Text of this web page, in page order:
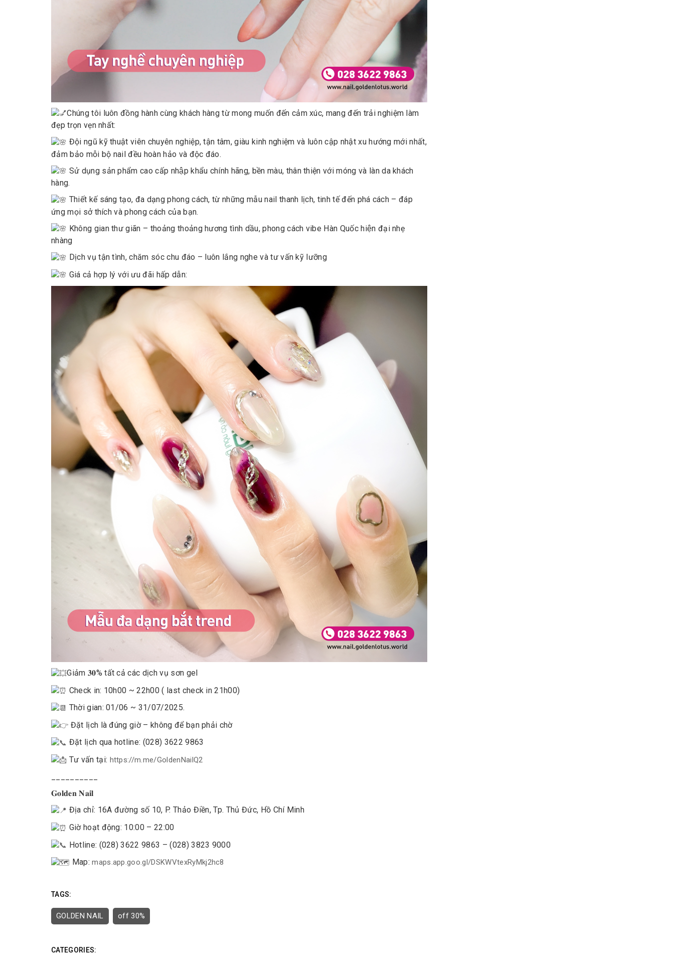
Chúng tôi luôn đồng hành cùng khách hàng từ mong muốn đến cảm xúc, mang đến trải nghiệm làm
đẹp trọn vẹn nhất:
Đội ngũ kỹ thuật viên chuyên nghiệp, tận tâm, giàu kinh nghiệm và luôn cập nhật xu hướng mới nhất,
đảm bảo mỗi bộ nail đều hoàn hảo và độc đáo.
Sử dụng sản phẩm cao cấp nhập khẩu chính hãng, bền màu, thân thiện với móng và làn da khách
hàng.
Thiết kế sáng tạo, đa dạng phong cách, từ những mẫu nail thanh lịch, tinh tế đến phá cách – đáp
ứng mọi sở thích và phong cách của bạn.
Không gian thư giãn – thoảng thoảng hương tình dầu, phong cách vibe Hàn Quốc hiện đại nhẹ
nhàng
Dịch vụ tận tình, chăm sóc chu đáo – luôn lắng nghe và tư vấn kỹ lưỡng
Giá cả hợp lý với ưu đãi hấp dẫn:
Giảm 𝟑𝟎% tất cả các dịch vụ sơn gel
Check in: 10h00 ~ 22h00 ( last check in 21h00)
Thời gian: 01/06 ~ 31/07/2025.
Đặt lịch là đúng giờ – không để bạn phải chờ
Đặt lịch qua hotline: (028) 3622 9863
Tư vấn tại: https://m.me/GoldenNailQ2
𝐆𝐨𝐥𝐝𝐞𝐧 𝐍𝐚𝐢𝐥
Địa chỉ: 16A đường số 10, P. Thảo Điền, Tp. Thủ Đức, Hồ Chí Minh
Giờ hoạt động: 10:00 – 22:00
Hotline: (028) 3622 9863 – (028) 3823 9000
Map:maps.app.goo.gl/DSKWVtexRyMkj2hc8
TAGS:
GOLDEN NAIL off 30%
CATEGORIES: